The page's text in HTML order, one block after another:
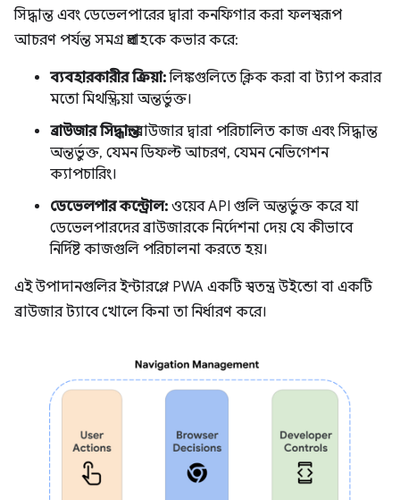
সিদ্ধান্ত এবং ডেভেলপারের দ্বারা কনফিগার করা ফলস্বরূপ
আচরণ পর্যন্ত সমগ্র প্রবাহকে কভার করে:
ব্যবহারকারীর ক্রিয়া:লিঙ্কগুলিতে ক্লিক করা বা ট্যাপ করার
মতো মিথস্ক্রিয়া অন্তর্ভুক্ত।
ব্রাউজার সিদ্ধান্ত:ব্রাউজার দ্বারা পরিচালিত কাজ এবং সিদ্ধান্ত
অন্তর্ভুক্ত, যেমন ডিফল্ট আচরণ, যেমন নেভিগেশন
ক্যাপচারিং।
ডেভেলপার কন্ট্রোল: ওয়েব API গুলি অন্তর্ভুক্ত করে যা
ডেভেলপারদের ব্রাউজারকে নির্দেশনা দেয় যে কীভাবে
নির্দিষ্ট কাজগুলি পরিচালনা করতে হয়।
এই উপাদানগুলির ইন্টারপ্লে PWA একটি স্বতন্ত্র উইন্ডো বা একটি
ব্রাউজার ট্যাবে খোলে কিনা তা নির্ধারণ করে।